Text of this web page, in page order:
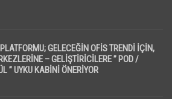
GELECEĞİN OFİS TRENDİ İÇİN,
– GELİŞTİRİCİLERE ” POD /
” UYKU KABİNİ ÖNERİYOR